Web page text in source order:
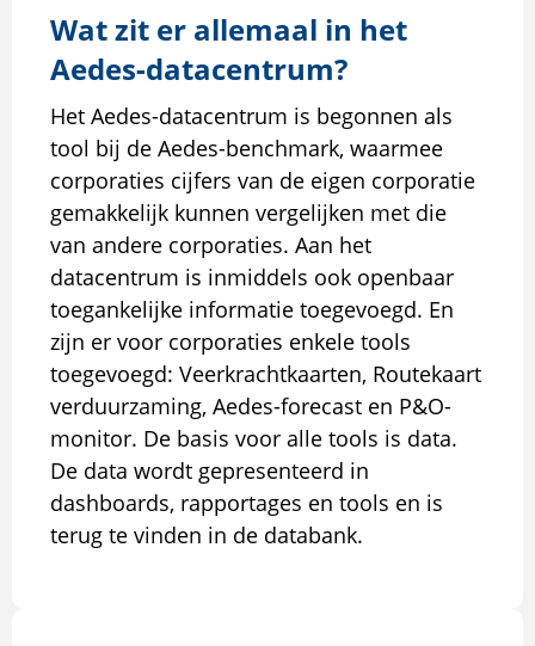
Wat zit er allemaal in het
Aedes-datacentrum?
Het Aedes-datacentrum is begonnen als
tool bij de Aedes-benchmark, waarmee
corporaties cijfers van de eigen corporatie
gemakkelijk kunnen vergelijken met die
van andere corporaties. Aan het
datacentrum is inmiddels ook openbaar
toegankelijke informatie toegevoegd. En
zijn er voor corporaties enkele tools
toegevoegd: Veerkrachtkaarten, Routekaart
verduurzaming, Aedes-forecast en P&O-
monitor. De basis voor alle tools is data.
De data wordt gepresenteerd in
dashboards, rapportages en tools en is
terug te vinden in de databank.